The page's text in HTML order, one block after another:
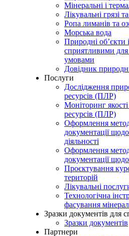
Мінеральні і
Лікувальні грязі
Ропа лиманів та
Морська вода
Природні об’єкти
сприятливими
умовами
Довідник
Послуги
Дослідження
ресурсів (ПЛР)
Моніторинг
ресурсів (ПЛР)
Оформлення
документації
діяльності
Оформлення
документації
Проєктування
територій
Лікувальні
Технологічна
фасування
Зразки документів для
Зразки документів
Партнери